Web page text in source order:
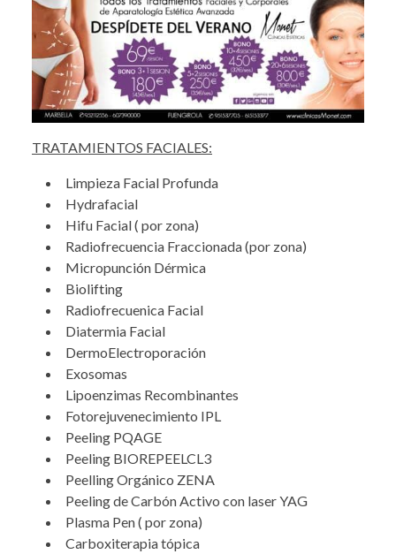
TRATAMIENTOS FACIALES:
Limpieza Facial Profunda
Hydrafacial
Hifu Facial ( por zona)
Radiofrecuencia Fraccionada (por zona)
Micropunción Dérmica
Biolifting
Radiofrecuenica Facial
Diatermia Facial
DermoElectroporación
Exosomas
Lipoenzimas Recombinantes
Fotorejuvenecimiento IPL
Peeling PQAGE
Peeling BIOREPEELCL3
Peelling Orgánico ZENA
Peeling de Carbón Activo con laser YAG
Plasma Pen ( por zona)
Carboxiterapia tópica